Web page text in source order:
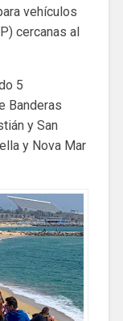
vehículos
cercanas al
5
Banderas
y San
y Nova Mar